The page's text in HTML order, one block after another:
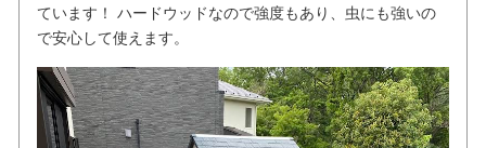
ています！ ハードウッドなので強度もあり、虫にも強いの
で安心して使えます。